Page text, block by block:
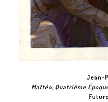
Jean-
Mattéo, Quatrième